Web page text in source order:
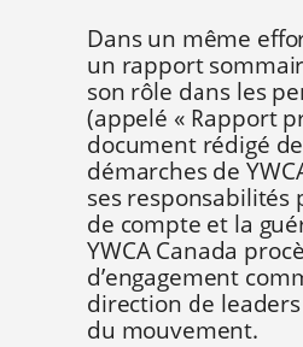
Dans un même
un rapport
son rôle dans les
(appelé « Rapport
document rédigé
démarches de
ses
de compte et la
YWCA Canada
d’engagement
direction de
du mouvement.